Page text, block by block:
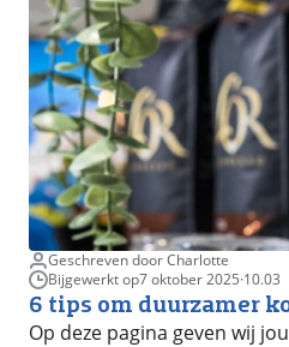
Geschreven door Charlotte
Bijgewerkt op7 oktober 2025·10.03
6 tips om duurzamer
Op deze pagina geven wij